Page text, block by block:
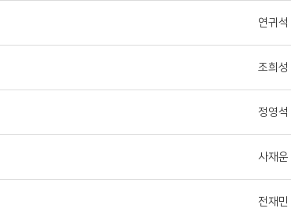
연귀석
조희성
정영석
사재운
전재민